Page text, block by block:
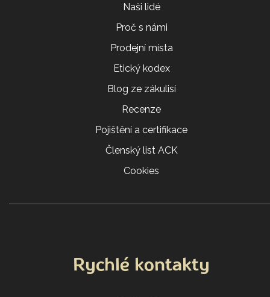
Naši lidé
Proč s námi
Prodejní místa
Etický kodex
Blog ze zákulisí
Recenze
Pojištění a certifikace
Členský list ACK
Cookies
Rychlé kontakty